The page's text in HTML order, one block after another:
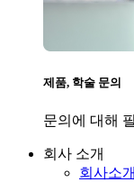
제품, 학술 문의
문의에 대해
회사 소개
회사소개